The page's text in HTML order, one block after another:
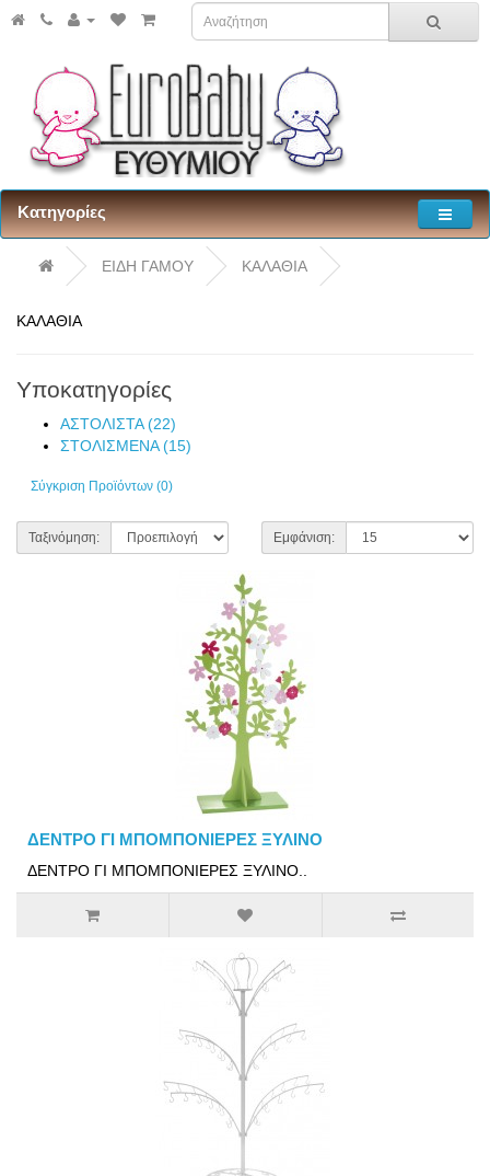
Κατηγορίες
ΕΙΔΗ ΓΑΜΟΥ ΚΑΛΑΘΙΑ
ΚΑΛΑΘΙΑ
Υποκατηγορίες
ΑΣΤΟΛΙΣΤΑ (22)
ΣΤΟΛΙΣΜΕΝΑ (15)
Σύγκριση Προϊόντων (0)
Ταξινόμηση: Εμφάνιση:
ΔΕΝΤΡΟ ΓΙ ΜΠΟΜΠΟΝΙΕΡΕΣ ΞΥΛΙΝΟ
ΔΕΝΤΡΟ ΓΙ ΜΠΟΜΠΟΝΙΕΡΕΣ ΞΥΛΙΝΟ..